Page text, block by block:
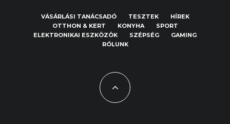
VÁSÁRLÁSI TANÁCSADÓ TESZTEK
HÍREK
OTTHON & KERT
KONYHA
SPORT
ELEKTRONIKAI ESZKÖZÖK
SZÉPSÉG
GAMING
RÓLUNK